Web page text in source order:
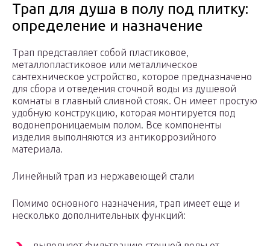
Трап для душа в полу под плитку:
определение и назначение
Трап представляет собой пластиковое,
металлопластиковое или металлическое
сантехническое устройство, которое предназначено
для сбора и отведения сточной воды из душевой
комнаты в главный сливной стояк. Он имеет простую
удобную конструкцию, которая монтируется под
водонепроницаемым полом. Все компоненты
изделия выполняются из антикоррозийного
материала.
Линейный трап из нержавеющей стали
Помимо основного назначения, трап имеет еще и
несколько дополнительных функций: